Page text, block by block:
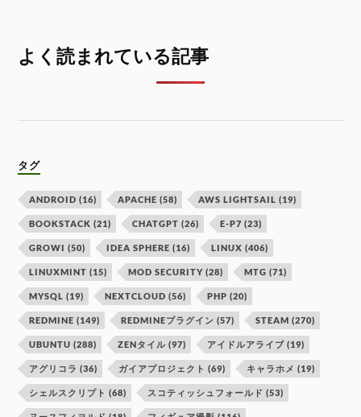
よく読まれている記事
タグ
ANDROID (16) APACHE (58) AWS LIGHTSAIL (19)
BOOKSTACK (21) CHATGPT (26) E-P7 (23)
GROWI (50) IDEA SPHERE (16) LINUX (406)
LINUXMINT (15) MOD SECURITY (28) MTG (71)
MYSQL (19) NEXTCLOUD (56) PHP (20)
REDMINE (149) REDMINEプラグイン (57) STEAM (270)
UBUNTU (288) ZENタイル (97) アイドルアライブ (19)
アグリコラ (36) ガイアプロジェクト (69) キャラホメ (19)
シェルスクリプト (68) スコティッシュフォールド (53)